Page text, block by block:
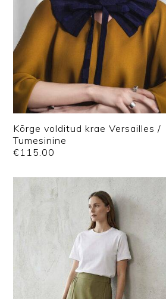
Kõrge volditud krae Versailles /
Tumesinine
€115.00